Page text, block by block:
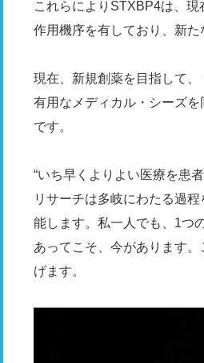
これらによりSTXBP4は、
作用機序を有しており、新
現在、新規創薬を目指して
有用なメディカル・シーズ
です。
“いち早くよりよい医療を患
リサーチは多岐にわたる過
能します。私一人でも、1つ
あってこそ、今があります
げます。